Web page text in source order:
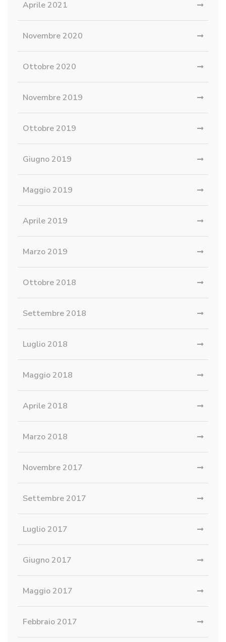
Aprile 2021
Novembre 2020
Ottobre 2020
Novembre 2019
Ottobre 2019
Giugno 2019
Maggio 2019
Aprile 2019
Marzo 2019
Ottobre 2018
Settembre 2018
Luglio 2018
Maggio 2018
Aprile 2018
Marzo 2018
Novembre 2017
Settembre 2017
Luglio 2017
Giugno 2017
Maggio 2017
Febbraio 2017